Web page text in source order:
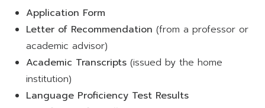
Application Form
Letter of Recommendation (from a professor or
academic advisor)
Academic Transcripts (issued by the home
institution)
Language Proficiency Test Results